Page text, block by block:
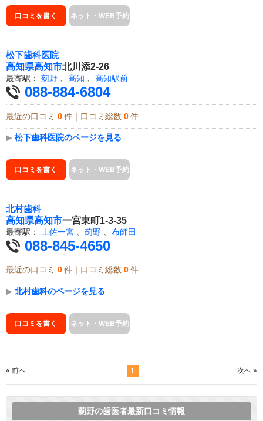
口コミを書く ネット・WEB予約
松下歯科医院
高知県高知市北川添2-26
最寄駅： 薊野 高知 高知駅前
088-884-6804
最近の口コミ 0 件｜口コミ総数 0 件
▶ 松下歯科医院のページを見る
口コミを書く ネット・WEB予約
北村歯科
高知県高知市一宮東町1-3-35
最寄駅： 土佐一宮 薊野 布師田
088-845-4650
最近の口コミ 0 件｜口コミ総数 0 件
▶ 北村歯科のページを見る
口コミを書く ネット・WEB予約
« 前へ 1 次へ »
薊野の歯医者最新口コミ情報